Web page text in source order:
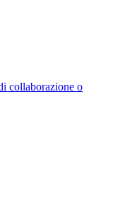
collaborazione o